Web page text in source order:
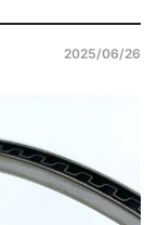
2025/06/26